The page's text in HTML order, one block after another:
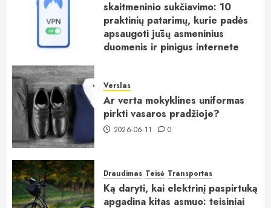
skaitmeninio sukčiavimo: 10
praktinių patarimų, kurie padės
apsaugoti jūsų asmeninius
duomenis ir pinigus internete
Verslas
Ar verta mokyklines uniformas
pirkti vasaros pradžioje?
2026-06-11 0
Draudimas Teisė Transportas
Ką daryti, kai elektrinį paspirtuką
apgadina kitas asmuo: teisiniai